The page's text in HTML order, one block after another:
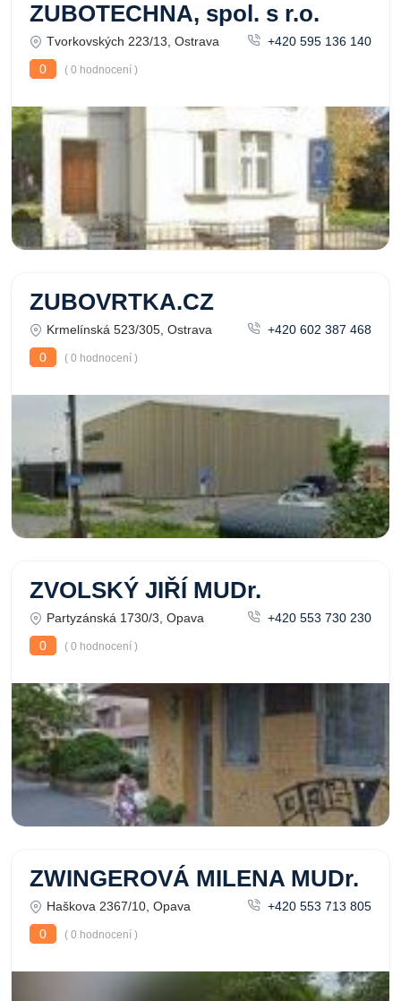
ZUBOTECHNA, spol. s r.o.
Tvorkovských 223/13, Ostrava
+420 595 136 140
0
( 0 hodnocení )
ZUBOVRTKA.CZ
Krmelínská 523/305, Ostrava
+420 602 387 468
0
( 0 hodnocení )
ZVOLSKÝ JIŘÍ MUDr.
Partyzánská 1730/3, Opava
+420 553 730 230
0
( 0 hodnocení )
ZWINGEROVÁ MILENA MUDr.
Haškova 2367/10, Opava
+420 553 713 805
0
( 0 hodnocení )